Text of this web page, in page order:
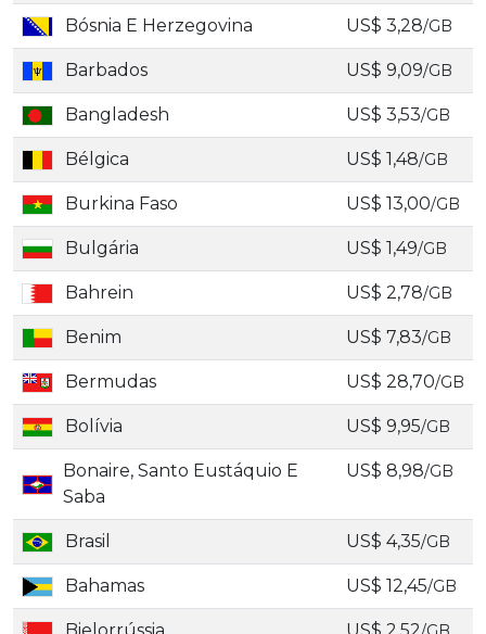
Bósnia E Herzegovina US$ 3,28/GB
Barbados US$ 9,09/GB
Bangladesh US$ 3,53/GB
Bélgica US$ 1,48/GB
Burkina Faso US$ 13,00/GB
Bulgária US$ 1,49/GB
Bahrein US$ 2,78/GB
Benim US$ 7,83/GB
Bermudas US$ 28,70/GB
Bolívia US$ 9,95/GB
Bonaire, Santo Eustáquio E
Saba
US$ 8,98/GB
Brasil US$ 4,35/GB
Bahamas US$ 12,45/GB